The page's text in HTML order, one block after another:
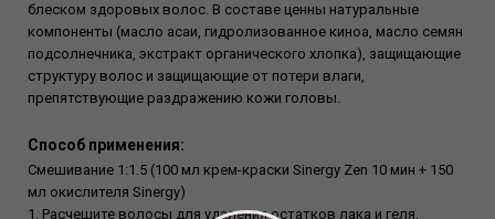
блеском здоровых волос. В составе ценны натуральные
компоненты (масло асаи, гидролизованное киноа, масло семян
подсолнечника, экстракт органического хлопка), защищающие
структуру волос и защищающие от потери влаги,
препятствующие раздражению кожи головы.
Способ применения:
Смешивание 1:1.5 (100 мл крем-краски Sinergy Zen 10 мин + 150
мл окислителя Sinergy)
1. Расчешите волосы для удаления остатков лака и геля.